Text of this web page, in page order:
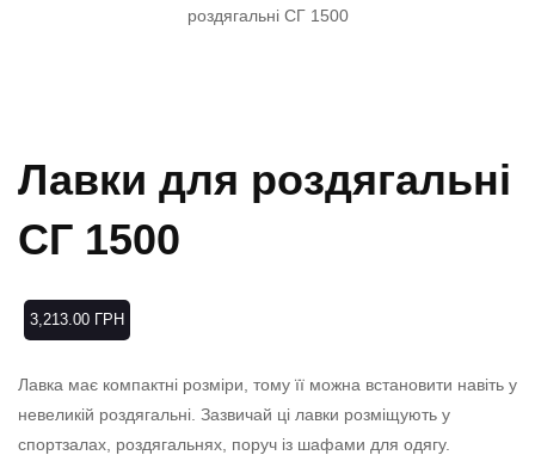
роздягальні СГ 1500
Лавки для роздягальні
СГ 1500
3,213.00 ГРН
Лавка має компактні розміри, тому її можна встановити навіть у
невеликій роздягальні. Зазвичай ці лавки розміщують у
спортзалах, роздягальнях, поруч із шафами для одягу.